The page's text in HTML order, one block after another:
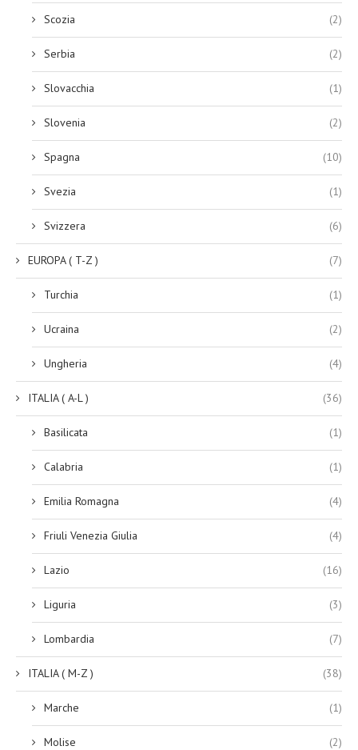
Scozia (2)
Serbia (2)
Slovacchia (1)
Slovenia (2)
Spagna (10)
Svezia (1)
Svizzera (6)
EUROPA ( T-Z ) (7)
Turchia (1)
Ucraina (2)
Ungheria (4)
ITALIA ( A-L ) (36)
Basilicata (1)
Calabria (1)
Emilia Romagna (4)
Friuli Venezia Giulia (4)
Lazio (16)
Liguria (3)
Lombardia (7)
ITALIA ( M-Z ) (38)
Marche (1)
Molise (2)